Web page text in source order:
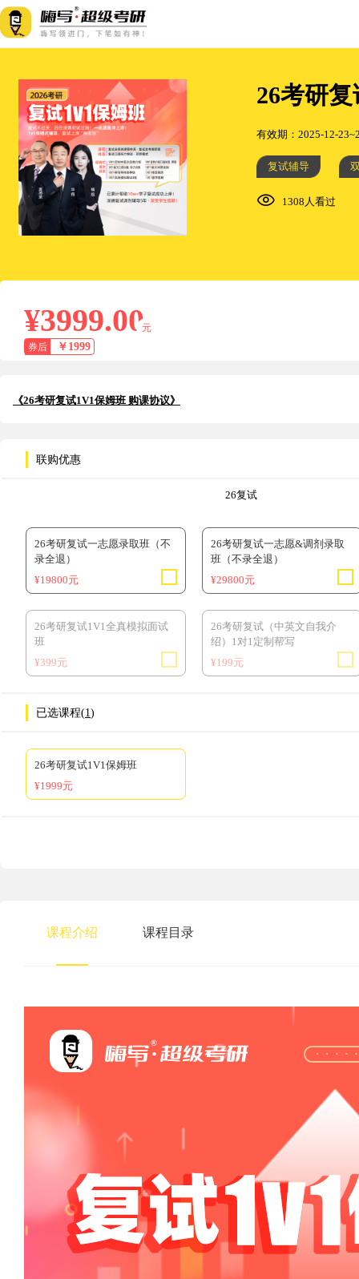
26考研
有效期：2025-12-
复试辅导
1308人看过
¥3999.00
元
券后
￥1999
《26考研复试1V1保姆班 购课协议》
联购优惠
26复试
26考研复试一志愿录取班（不
录全退）
¥19800元
26考研复试一志愿&调剂录取
班（不录全退）
¥29800元
26考研复试1V1全真模拟面试
班
¥399元
26考研复试（中英文自我介
绍）1对1定制帮写
¥199元
已选课程(1)
26考研复试1V1保姆班
¥1999元
课程介绍 课程目录